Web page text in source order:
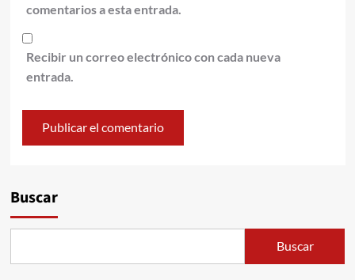
comentarios a esta entrada.
Recibir un correo electrónico con cada nueva
entrada.
Buscar
Buscar